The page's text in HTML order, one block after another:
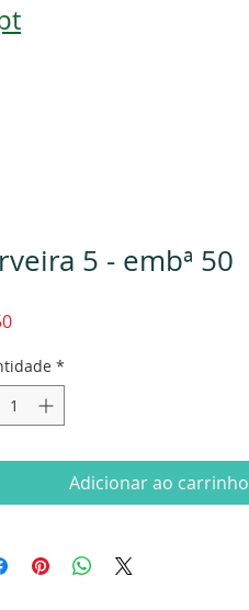
5 - embª 50
Preço
*
Adicionar ao carrinho